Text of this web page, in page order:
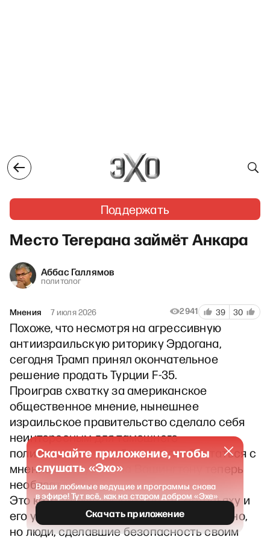
Поддержать
Место Тегерана займёт Анкара
Аббас Галлямов
политолог
Мнения 7 июля 2026 2941 39 30
Похоже, что несмотря на агрессивную
антиизраильскую риторику Эрдогана,
сегодня Трамп принял окончательное
решение продать Турции F-35.
Проиграв схватку за американское
общественное мнение, нынешнее
израильское правительство сделало себя
неинтересным для тамошнего
политического истеблишмента. Считаться с
мнением Иерусалима Вашингтону теперь
необязательно.
Это катастрофический провал Нетаньяху и
его ультраправых союзников. Удивительно,
но люди, сделавшие безопасность своим
Скачайте приложение, чтобы
слушать «Эхо»
Ваши любимые ведущие и программы снова
в эфире! Тут всё, как на старом добром «Эхе»
Скачать приложение